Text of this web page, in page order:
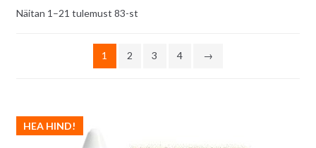
Näitan 1–21 tulemust 83-stSorditud
1
2 3 4 →
HEA HIND!